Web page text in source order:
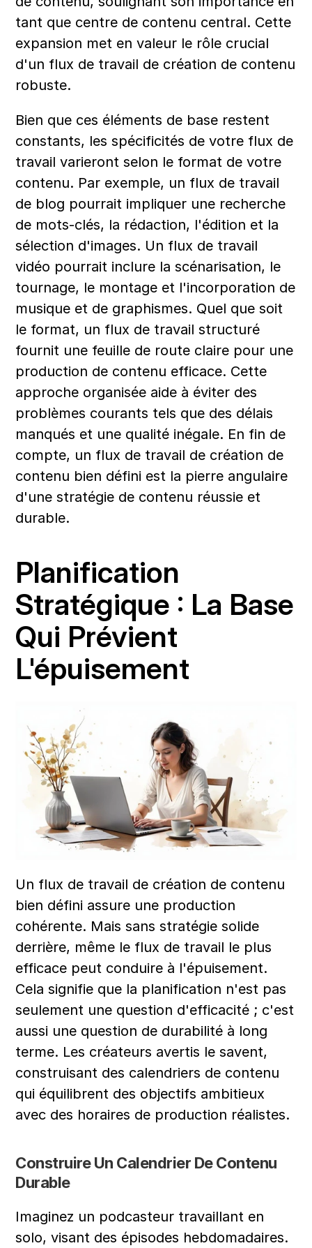
tant que centre de contenu central. Cette
expansion met en valeur le rôle crucial
d'un flux de travail de création de contenu
robuste.
Bien que ces éléments de base restent
constants, les spécificités de votre flux de
travail varieront selon le format de votre
contenu. Par exemple, un flux de travail
de blog pourrait impliquer une recherche
de mots-clés, la rédaction, l'édition et la
sélection d'images. Un flux de travail
vidéo pourrait inclure la scénarisation, le
tournage, le montage et l'incorporation de
musique et de graphismes. Quel que soit
le format, un flux de travail structuré
fournit une feuille de route claire pour une
production de contenu efficace. Cette
approche organisée aide à éviter des
problèmes courants tels que des délais
manqués et une qualité inégale. En fin de
compte, un flux de travail de création de
contenu bien défini est la pierre angulaire
d'une stratégie de contenu réussie et
durable.
Planification
Stratégique : La Base
Qui Prévient
L'épuisement
Un flux de travail de création de contenu
bien défini assure une production
cohérente. Mais sans stratégie solide
derrière, même le flux de travail le plus
efficace peut conduire à l'épuisement.
Cela signifie que la planification n'est pas
seulement une question d'efficacité ; c'est
aussi une question de durabilité à long
terme. Les créateurs avertis le savent,
construisant des calendriers de contenu
qui équilibrent des objectifs ambitieux
avec des horaires de production réalistes.
Construire Un Calendrier De Contenu
Durable
Imaginez un podcasteur travaillant en
solo, visant des épisodes hebdomadaires.